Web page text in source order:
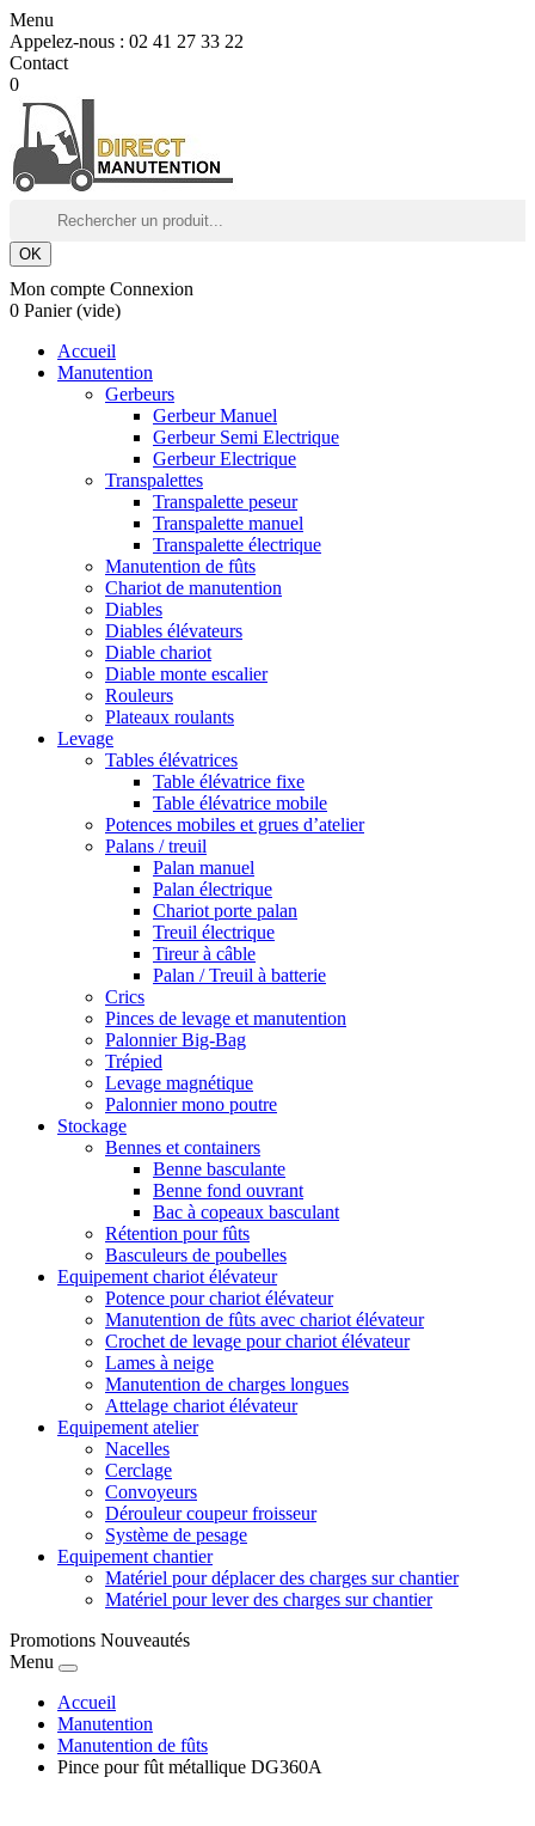
Menu
Appelez-nous : 02 41 27 33 22
Contact
0
OK
Mon compte Connexion
0 Panier (vide)
Accueil
Manutention
Gerbeurs
Gerbeur Manuel
Gerbeur Semi Electrique
Gerbeur Electrique
Transpalettes
Transpalette peseur
Transpalette manuel
Transpalette électrique
Manutention de fûts
Chariot de manutention
Diables
Diables élévateurs
Diable chariot
Diable monte escalier
Rouleurs
Plateaux roulants
Levage
Tables élévatrices
Table élévatrice fixe
Table élévatrice mobile
Potences mobiles et grues d’atelier
Palans / treuil
Palan manuel
Palan électrique
Chariot porte palan
Treuil électrique
Tireur à câble
Palan / Treuil à batterie
Crics
Pinces de levage et manutention
Palonnier Big-Bag
Trépied
Levage magnétique
Palonnier mono poutre
Stockage
Bennes et containers
Benne basculante
Benne fond ouvrant
Bac à copeaux basculant
Rétention pour fûts
Basculeurs de poubelles
Equipement chariot élévateur
Potence pour chariot élévateur
Manutention de fûts avec chariot élévateur
Crochet de levage pour chariot élévateur
Lames à neige
Manutention de charges longues
Attelage chariot élévateur
Equipement atelier
Nacelles
Cerclage
Convoyeurs
Dérouleur coupeur froisseur
Système de pesage
Equipement chantier
Matériel pour déplacer des charges sur chantier
Matériel pour lever des charges sur chantier
Promotions Nouveautés
Menu
Accueil
Manutention
Manutention de fûts
Pince pour fût métallique DG360A